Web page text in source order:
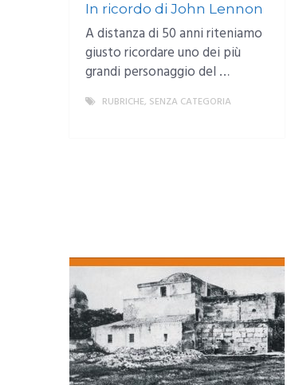
In ricordo di John Lennon
A distanza di 50 anni riteniamo
giusto ricordare uno dei più
grandi personaggio del …
RUBRICHE, SENZA CATEGORIA